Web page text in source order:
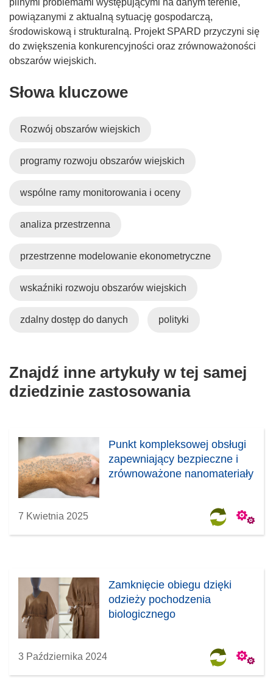
pilnymi problemami występującymi na danym terenie,
powiązanymi z aktualną sytuację gospodarczą,
środowiskową i strukturalną. Projekt SPARD przyczyni się
do zwiększenia konkurencyjności oraz zrównoważoności
obszarów wiejskich.
Słowa kluczowe
Rozwój obszarów wiejskich
programy rozwoju obszarów wiejskich
wspólne ramy monitorowania i oceny
analiza przestrzenna
przestrzenne modelowanie ekonometryczne
wskaźniki rozwoju obszarów wiejskich
zdalny dostęp do danych polityki
Znajdź inne artykuły w tej samej
dziedzinie zastosowania
Punkt kompleksowej obsługi
zapewniający bezpieczne i
zrównoważone nanomateriały
7 Kwietnia 2025
Zamknięcie obiegu dzięki
odzieży pochodzenia
biologicznego
3 Października 2024